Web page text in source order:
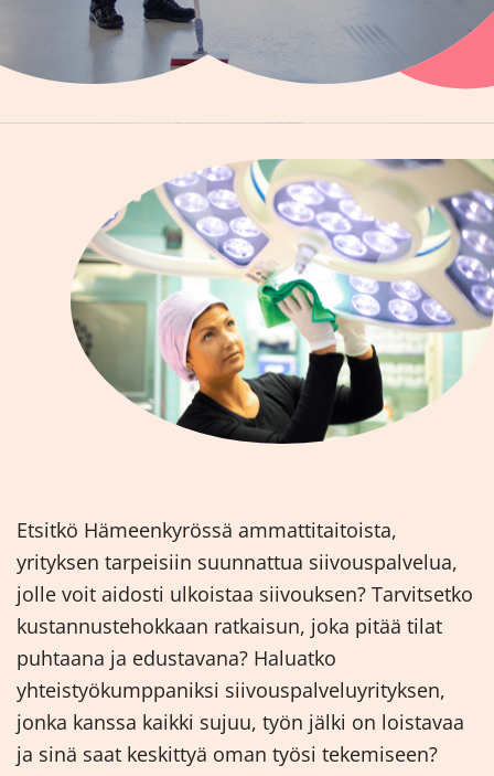
Etsitkö Hämeenkyrössä ammattitaitoista,
yrityksen tarpeisiin suunnattua siivouspalvelua,
jolle voit aidosti ulkoistaa siivouksen? Tarvitsetko
kustannustehokkaan ratkaisun, joka pitää tilat
puhtaana ja edustavana? Haluatko
yhteistyökumppaniksi siivouspalveluyrityksen,
jonka kanssa kaikki sujuu, työn jälki on loistavaa
ja sinä saat keskittyä oman työsi tekemiseen?